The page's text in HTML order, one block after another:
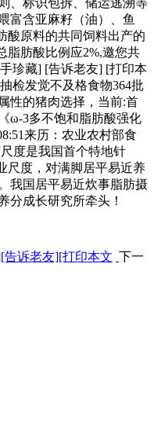
、标识包拆、储运逃溯等
富含亚麻籽（油）、鱼
酸原料的共同饲料出产的
脂肪酸比例应2%,邀您共
珍藏] [告诉老友] [打印本
检发觉不及格食物364批
性的猪肉选择，当前:首
ω-3多不饱和脂肪酸强化
来历：农业农村部食
度是我国首个特地针
尺度，对满脚居平易近养
我国居平易近炊事脂肪摄
分成长研究所牵头！
诉老友][打印本文 下一